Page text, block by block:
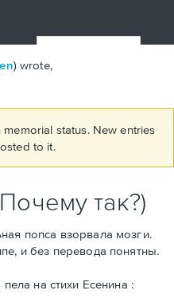
) wrote,
status. New entries
to it.
так?)
попса взорвала мозги.
и без перевода понятны.
на стихи Есенина :